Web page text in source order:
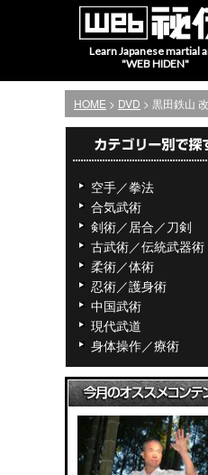
Learn Japanese martial
"WEB HIDEN"
HOME > DVD > 黒田鉄山
空手／拳法
合気武術
剣術／居合／刀剣
古武術／伝統武器術
柔術／体術
忍術／護身術
中国武術
現代武道
身体操作／療術